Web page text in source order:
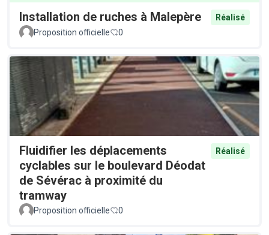
Installation de ruches à Malepère
Réalisé
Proposition officielle
0
Fluidifier les déplacements
cyclables sur le boulevard Déodat
de Sévérac à proximité du
tramway
Réalisé
Proposition officielle 0